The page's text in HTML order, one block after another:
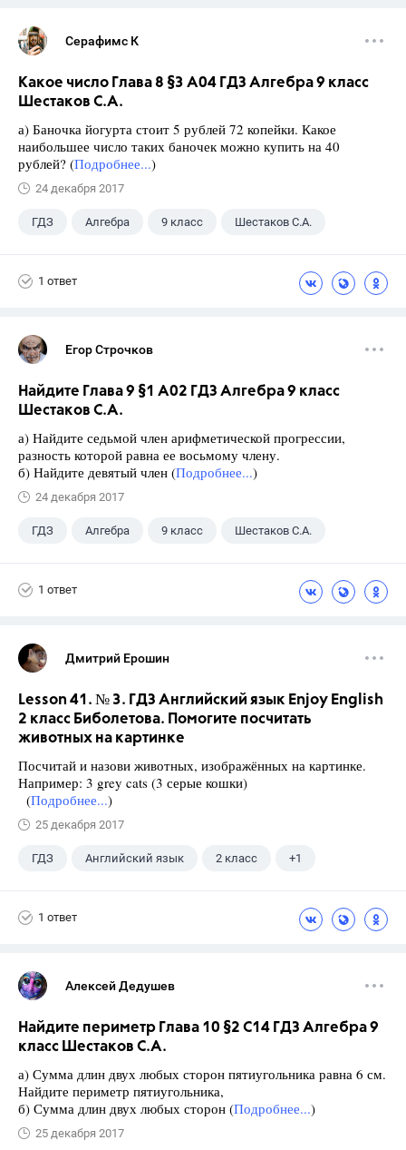
Серафимс К
Какое число Глава 8 §3 А04 ГДЗ Алгебра 9 класс
Шестаков С.А.
а) Баночка йогурта стоит 5 рублей 72 копейки. Какое
наибольшее число таких баночек можно купить на 40
рублей? (Подробнее...)
24 декабря 2017
ГДЗ Алгебра 9 класс Шестаков С.А.
1 ответ
Егор Строчков
Найдите Глава 9 §1 А02 ГДЗ Алгебра 9 класс
Шестаков С.А.
а) Найдите седьмой член арифметической прогрессии,
разность которой равна ее восьмому члену.
б) Найдите девятый член (Подробнее...)
24 декабря 2017
ГДЗ Алгебра 9 класс Шестаков С.А.
1 ответ
Дмитрий Ерошин
Lesson 41. № 3. ГДЗ Английский язык Enjoy English
2 класс Биболетова. Помогите посчитать
животных на картинке
Посчитай и назови животных, изображённых на картинке.
Например: 3 grey cats (3 серые кошки)
(Подробнее...)
25 декабря 2017
ГДЗ Английский язык 2 класс +1
1 ответ
Алексей Дедушев
Найдите периметр Глава 10 §2 С14 ГДЗ Алгебра 9
класс Шестаков С.А.
а) Сумма длин двух любых сторон пятиугольника равна 6 см.
Найдите периметр пятиугольника,
б) Сумма длин двух любых сторон (Подробнее...)
25 декабря 2017